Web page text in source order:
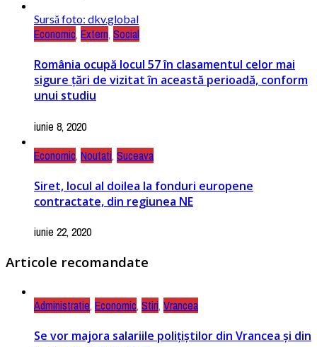
Sursă foto: dkv.global
Economic, Extern, Social
România ocupă locul 57 în clasamentul celor mai
sigure țări de vizitat în această perioadă, conform
unui studiu
iunie 8, 2020
Economic, Noutati, Suceava
Siret, locul al doilea la fonduri europene
contractate, din regiunea NE
iunie 22, 2020
Articole recomandate
Administratie, Economic, Stiri, Vrancea
Se vor majora salariile polițiștilor din Vrancea și din